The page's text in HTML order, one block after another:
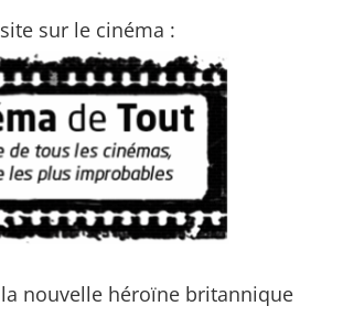
sur le cinéma :
nouvelle héroïne britannique